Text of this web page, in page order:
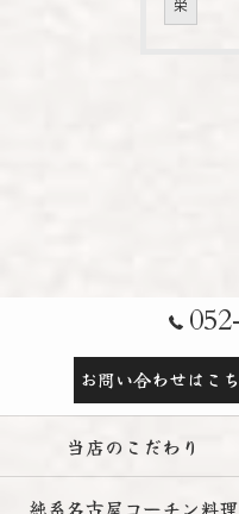
栄
お問い合わせはこ
当店のこだわり
純系名古屋コーチン料理